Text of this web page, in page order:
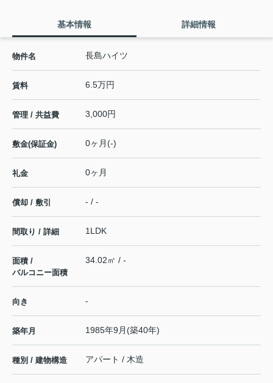
基本情報 詳細情報
物件名 長島ハイツ
賃料 6.5万円
管理 / 共益費 3,000円
敷金(保証金) 0ヶ月(-)
礼金 0ヶ月
償却 / 敷引 - / -
間取り / 詳細 1LDK
面積 /
バルコニー面積
34.02㎡ / -
向き -
築年月 1985年9月(築40年)
種別 / 建物構造 アパート / 木造